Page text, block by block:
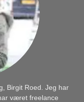
Birgit Roed. Jeg har
været freelance